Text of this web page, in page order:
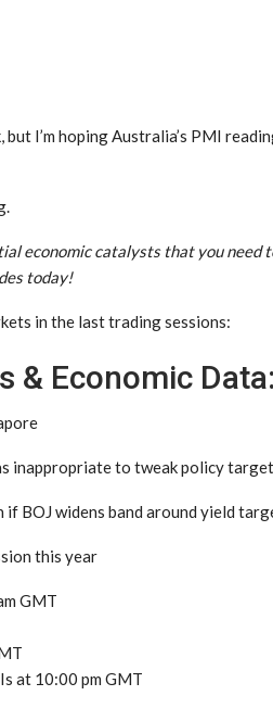
I’m hoping Australia’s PMI
economic catalysts that you need
today!
in the last trading sessions:
& Economic Data:
inappropriate to tweak policy target
BOJ widens band around yield
this year
GMT
at 10:00 pm GMT